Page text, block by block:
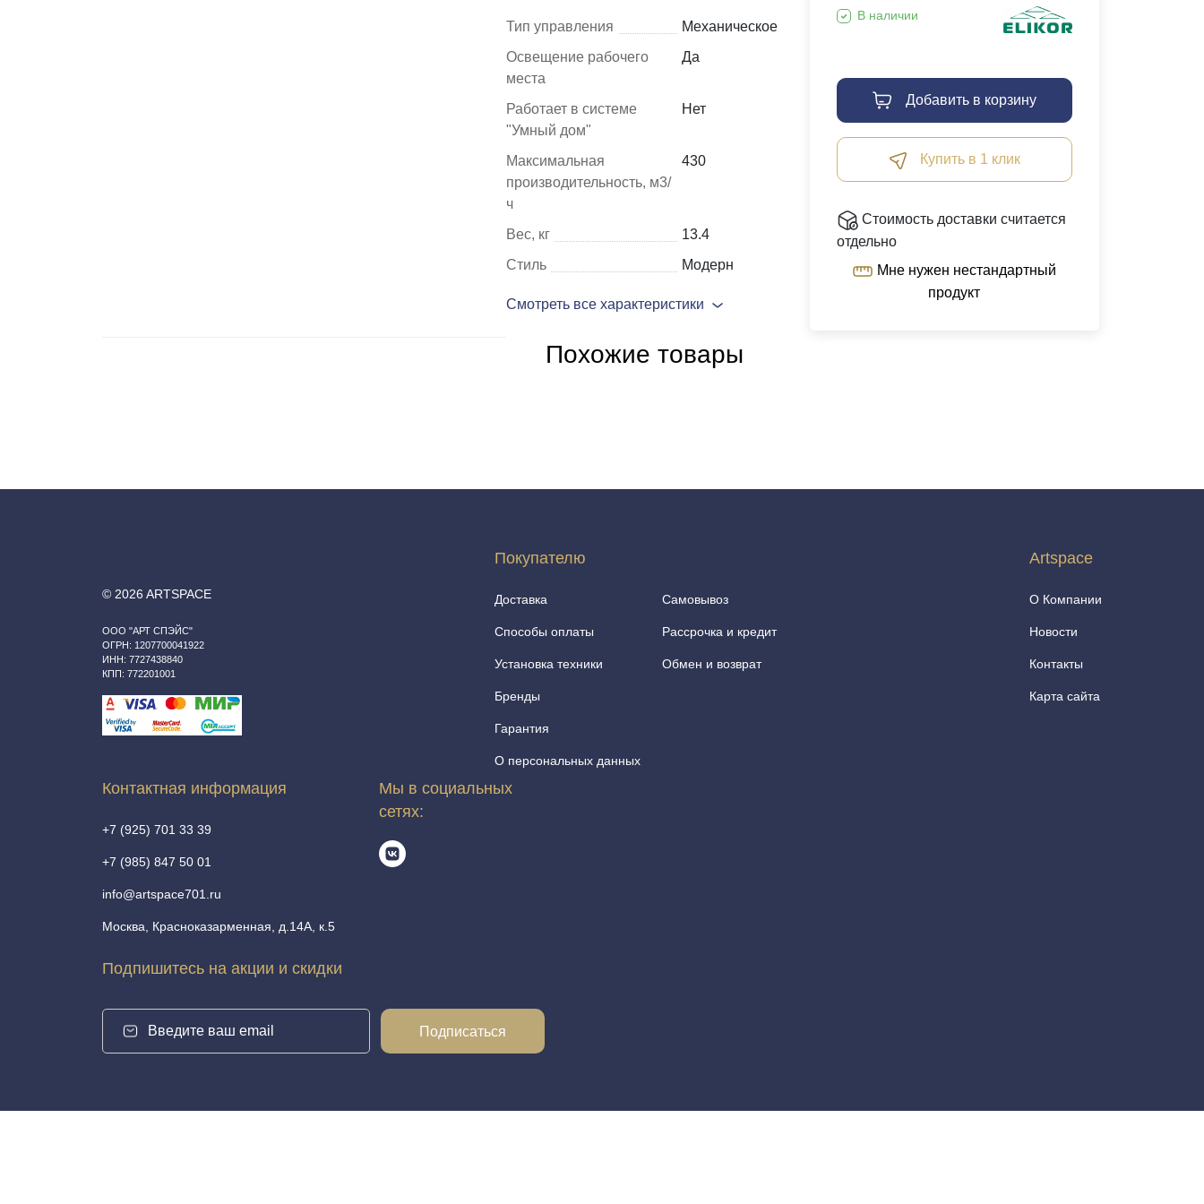
Шкафы и
стеллажи
Витрины
Шкафы
Стеллажи
Мебель для
Тип управления
Механическое
Освещение рабочего
места
Да
Работает в системе
"Умный дом"
Нет
Максимальная
производительность, м3/
ч
430
Вес, кг
13.4
Стиль
Модерн
Смотреть все характеристики
В наличии
Добавить в корзину
Купить в 1 клик
Стоимость доставки считается
отдельно
продукт
Похожие товары
© 2026 ARTSPACE
ООО "АРТ СПЭЙС"
ОГРН: 1207700041922
ИНН: 7727438840
КПП: 772201001
Покупателю
Доставка
Способы оплаты
Установка техники
Бренды
Гарантия
О персональных данных
Самовывоз
Рассрочка и кредит
Обмен и возврат
Artspace
О Компании
Новости
Контакты
Карта сайта
Контактная информация
+7 (925) 701 33 39
+7 (985) 847 50 01
info@artspace701.ru
Москва, Красноказарменная, д.14А, к.5
Мы в социальных
сетях:
Подпишитесь на акции и скидки
Подписаться